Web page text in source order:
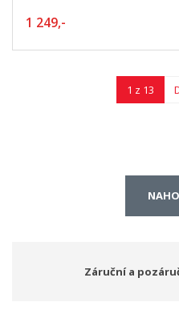
1 249,-
1 z 13
Záruční a